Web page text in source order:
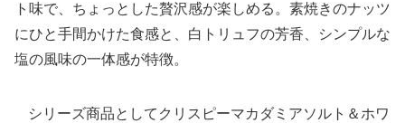
ト味で、ちょっとした贅沢感が楽しめる。素焼きのナッツ
にひと手間かけた食感と、白トリュフの芳香、シンプルな
塩の風味の一体感が特徴。
シリーズ商品としてクリスピーマカダミアソルト＆ホワ